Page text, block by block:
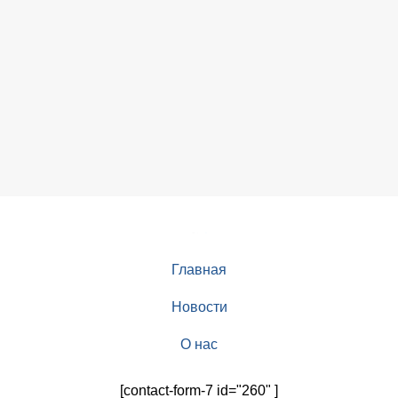
Главная
Новости
О нас
[contact-form-7 id="260" ]